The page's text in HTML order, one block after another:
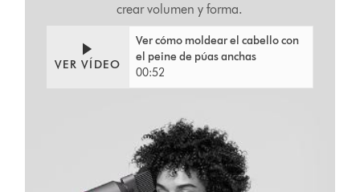
crear volumen y forma.
VER VÍDEO
Ver cómo moldear el cabello con
el peine de púas anchas
00:52